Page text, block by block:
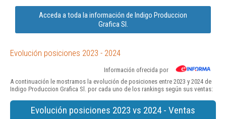
Acceda a toda la información de Indigo Produccion
Grafica Sl.
Evolución posiciones 2023 - 2024
Información ofrecida por
A continuación le mostramos la evolución de posiciones entre 2023 y 2024 de
Indigo Produccion Grafica Sl. por cada uno de los rankings según sus ventas:
Evolución posiciones 2023 vs 2024 - Ventas